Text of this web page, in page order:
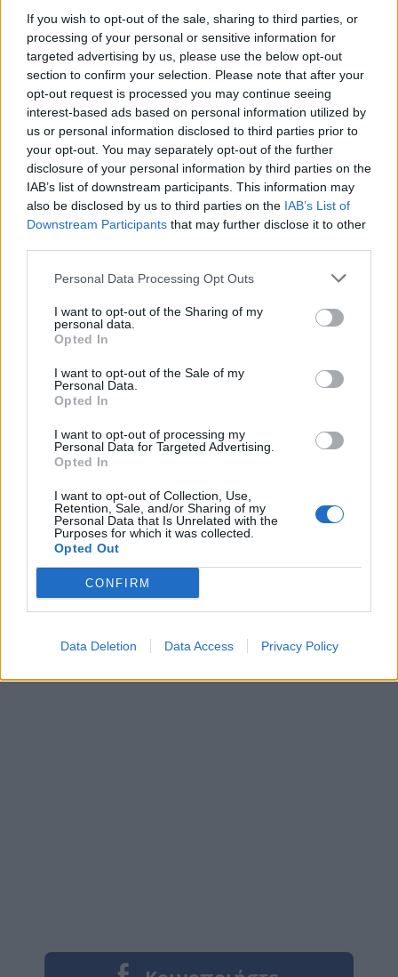
If you wish to opt-out of the sale, sharing to third parties, or
processing of your personal or sensitive information for
targeted advertising by us, please use the below opt-out
section to confirm your selection. Please note that after your
opt-out request is processed you may continue seeing
interest-based ads based on personal information utilized by
us or personal information disclosed to third parties prior to
your opt-out. You may separately opt-out of the further
disclosure of your personal information by third parties on the
IAB’s list of downstream participants. This information may
also be disclosed by us to third parties on the IAB’s List of
Downstream Participants that may further disclose it to other
Personal Data Processing Opt Outs
I want to opt-out of the Sharing of my
personal data.
Opted In
I want to opt-out of the Sale of my
Personal Data.
Opted In
I want to opt-out of processing my
Personal Data for Targeted Advertising.
Opted In
I want to opt-out of Collection, Use,
Retention, Sale, and/or Sharing of my
Personal Data that Is Unrelated with the
Purposes for which it was collected.
Opted Out
CONFIRM
Data Deletion Data Access Privacy Policy
Πηγή:ertnews.gr